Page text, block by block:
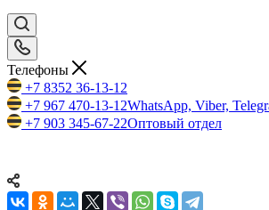
Телефоны
+7 8352 36-13-12
+7 967 470-13-12WhatsApp, Viber,
+7 903 345-67-22Оптовый отдел